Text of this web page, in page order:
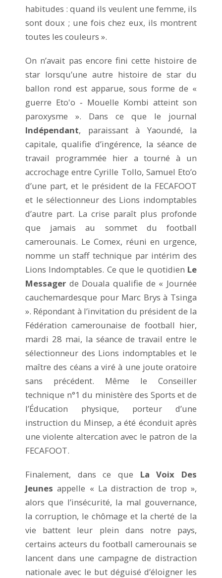
habitudes : quand ils veulent une femme, ils
sont doux ; une fois chez eux, ils montrent
toutes les couleurs ».
On n’avait pas encore fini cette histoire de
star lorsqu’une autre histoire de star du
ballon rond est apparue, sous forme de «
guerre Eto'o ‐ Mouelle Kombi atteint son
paroxysme ». Dans ce que le journal
Indépendant, paraissant à Yaoundé, la
capitale, qualifie d’ingérence, la séance de
travail programmée hier a tourné à un
accrochage entre Cyrille Tollo, Samuel Eto’o
d’une part, et le président de la FECAFOOT
et le sélectionneur des Lions indomptables
d’autre part. La crise paraît plus profonde
que jamais au sommet du football
camerounais. Le Comex, réuni en urgence,
nomme un staff technique par intérim des
Lions Indomptables. Ce que le quotidien Le
Messager de Douala qualifie de « Journée
cauchemardesque pour Marc Brys à Tsinga
». Répondant à l’invitation du président de la
Fédération camerounaise de football hier,
mardi 28 mai, la séance de travail entre le
sélectionneur des Lions indomptables et le
maître des céans a viré à une joute oratoire
sans précédent. Même le Conseiller
technique n°1 du ministère des Sports et de
l’Éducation physique, porteur d’une
instruction du Minsep, a été éconduit après
une violente altercation avec le patron de la
FECAFOOT.
Finalement, dans ce que La Voix Des
Jeunes appelle « La distraction de trop »,
alors que l’insécurité, la mal gouvernance,
la corruption, le chômage et la cherté de la
vie battent leur plein dans notre pays,
certains acteurs du football camerounais se
lancent dans une campagne de distraction
nationale avec le but déguisé d’éloigner les